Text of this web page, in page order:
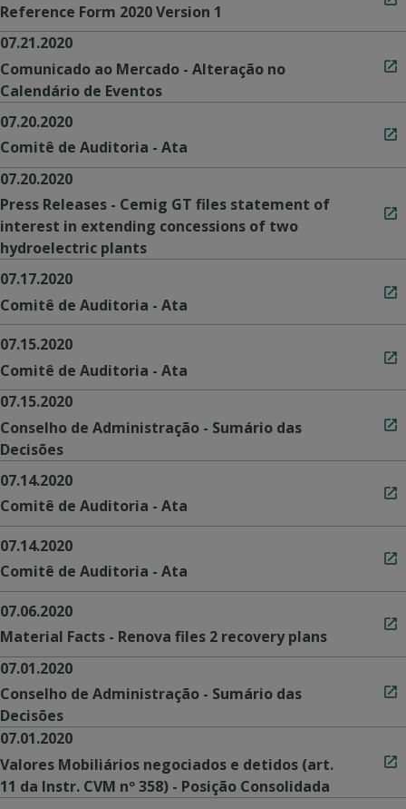
Reference Form 2020 Version 1
07.21.2020
Comunicado ao Mercado - Alteração no
Calendário de Eventos
07.20.2020
Comitê de Auditoria - Ata
07.20.2020
Press Releases - Cemig GT files statement of
interest in extending concessions of two
hydroelectric plants
07.17.2020
Comitê de Auditoria - Ata
07.15.2020
Comitê de Auditoria - Ata
07.15.2020
Conselho de Administração - Sumário das
Decisões
07.14.2020
Comitê de Auditoria - Ata
07.14.2020
Comitê de Auditoria - Ata
07.06.2020
Material Facts - Renova files 2 recovery plans
07.01.2020
Conselho de Administração - Sumário das
Decisões
07.01.2020
Valores Mobiliários negociados e detidos (art.
11 da Instr. CVM nº 358) - Posição Consolidada